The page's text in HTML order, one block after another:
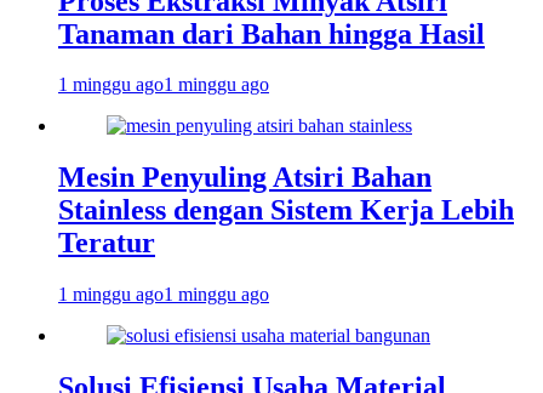
Tanaman dari Bahan hingga Hasil
1 minggu ago1 minggu ago
Mesin Penyuling Atsiri Bahan
Stainless dengan Sistem Kerja Lebih
Teratur
1 minggu ago1 minggu ago